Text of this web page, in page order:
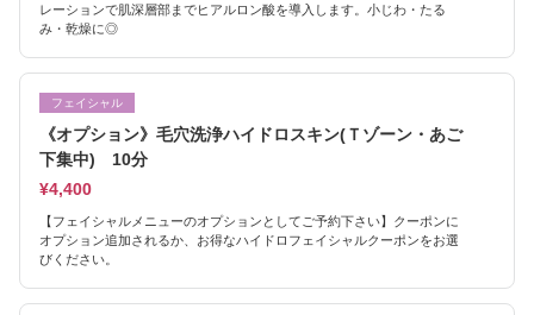
レーションで肌深層部までヒアルロン酸を導入します。小じわ・たる
み・乾燥に◎
フェイシャル
《オプション》毛穴洗浄ハイドロスキン(Ｔゾーン・あご
下集中) 10分
¥4,400
【フェイシャルメニューのオプションとしてご予約下さい】クーポンに
オプション追加されるか、お得なハイドロフェイシャルクーポンをお選
びください。